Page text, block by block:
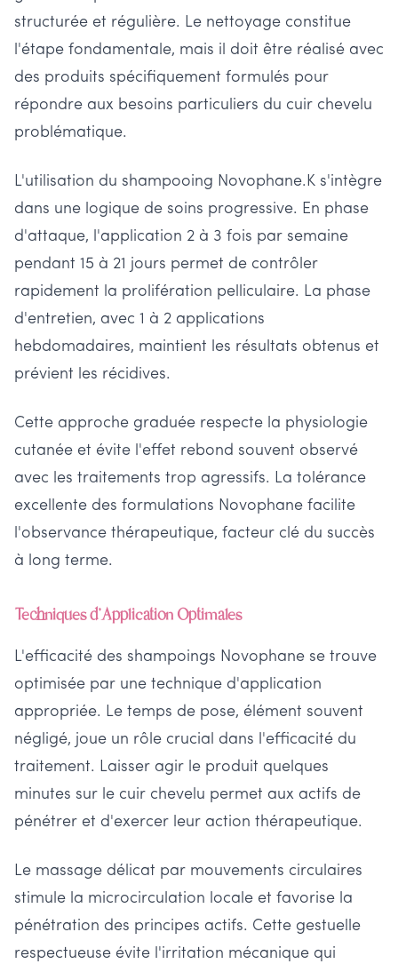
structurée et régulière. Le nettoyage constitue
l'étape fondamentale, mais il doit être réalisé avec
des produits spécifiquement formulés pour
répondre aux besoins particuliers du cuir chevelu
problématique.
L'utilisation du shampooing Novophane.K s'intègre
dans une logique de soins progressive. En phase
d'attaque, l'application 2 à 3 fois par semaine
pendant 15 à 21 jours permet de contrôler
rapidement la prolifération pelliculaire. La phase
d'entretien, avec 1 à 2 applications
hebdomadaires, maintient les résultats obtenus et
prévient les récidives.
Cette approche graduée respecte la physiologie
cutanée et évite l'effet rebond souvent observé
avec les traitements trop agressifs. La tolérance
excellente des formulations Novophane facilite
l'observance thérapeutique, facteur clé du succès
à long terme.
Techniques d'Application Optimales
L'efficacité des shampoings Novophane se trouve
optimisée par une technique d'application
appropriée. Le temps de pose, élément souvent
négligé, joue un rôle crucial dans l'efficacité du
traitement. Laisser agir le produit quelques
minutes sur le cuir chevelu permet aux actifs de
pénétrer et d'exercer leur action thérapeutique.
Le massage délicat par mouvements circulaires
stimule la microcirculation locale et favorise la
pénétration des principes actifs. Cette gestuelle
respectueuse évite l'irritation mécanique qui